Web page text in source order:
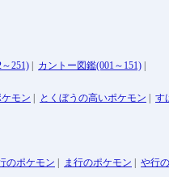
251) カントー図鑑(001～151)
モン とくぼうの高いポケモン す
のポケモン ま行のポケモン や行